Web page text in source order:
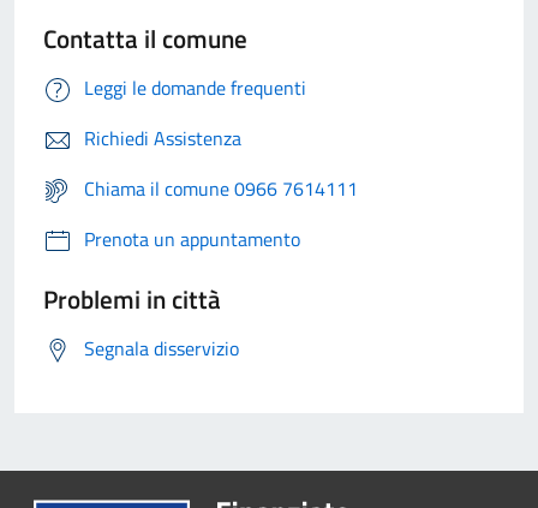
Contatta il comune
Leggi le domande frequenti
Richiedi Assistenza
Chiama il comune 0966 7614111
Prenota un appuntamento
Problemi in città
Segnala disservizio